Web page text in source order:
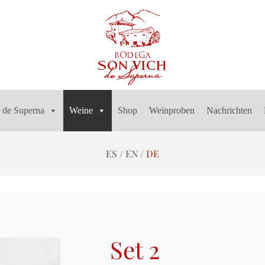
Superna Weine Shop Weinproben Nachrichten
ES EN DE
Set 2